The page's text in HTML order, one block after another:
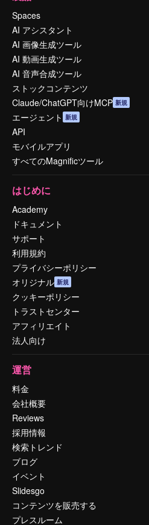
Spaces
AI アシスタント
AI 画像生成ツール
AI 動画生成ツール
AI 音声合成ツール
ストックコンテンツ
Claude/ChatGPT向けMCP 新規
エージェント 新規
API
モバイルアプリ
すべてのMagnificツール
はじめに
Academy
ドキュメント
サポート
利用規約
プライバシーポリシー
オリジナル 新規
クッキーポリシー
トラストセンター
アフィリエイト
法人向け
運営
料金
会社概要
Reviews
採用情報
検索トレンド
ブログ
イベント
Slidesgo
コンテンツを販売する
プレスルーム